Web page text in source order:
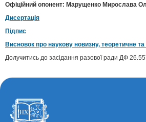
Офіційний опонент: Марущенко Мирослава
Дисертація
Підпис
Висновок про наукову новизну, теоретичне
Долучитись до засідання разової ради ДФ